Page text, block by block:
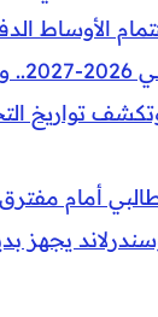
الأوساط
تواريخ
أمام
يجهز